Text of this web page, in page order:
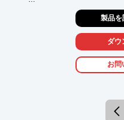
製品の検査において、打音
内部欠陥等の検査を1つのシ
この2つの検査結果がOKの
管理を行います。
製品を
ダウ
お問